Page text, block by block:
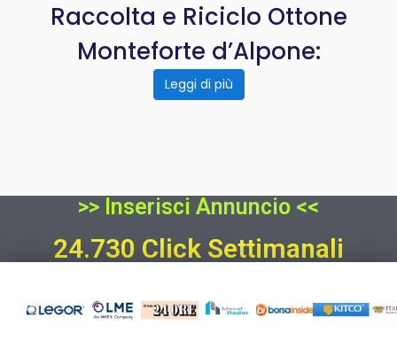
Raccolta e Riciclo Ottone
Monteforte d’Alpone:
Leggi di più
>> Inserisci Annuncio <<
24.730 Click Settimanali